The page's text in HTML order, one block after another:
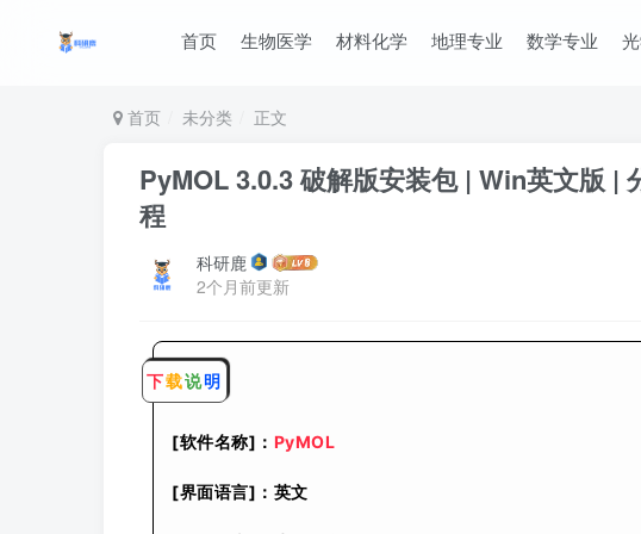
首页 生物医学 材料化学 地理专业 数学专业
首页 未分类 正文
PyMOL 3.0.3 破解版安装包 | Win英文版 |
程
科研鹿
2个月前更新
下载说明
[软件名称]： PyMOL
[界面语言]：英文